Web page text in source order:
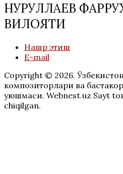
НУРУЛЛАЕВ
ВИЛОЯТИ
Нашр этиш
E-mail
Copyright © 2026.
композиторлари ва
уюшмаси. Webnest.uz Sayt
chiqilgan.